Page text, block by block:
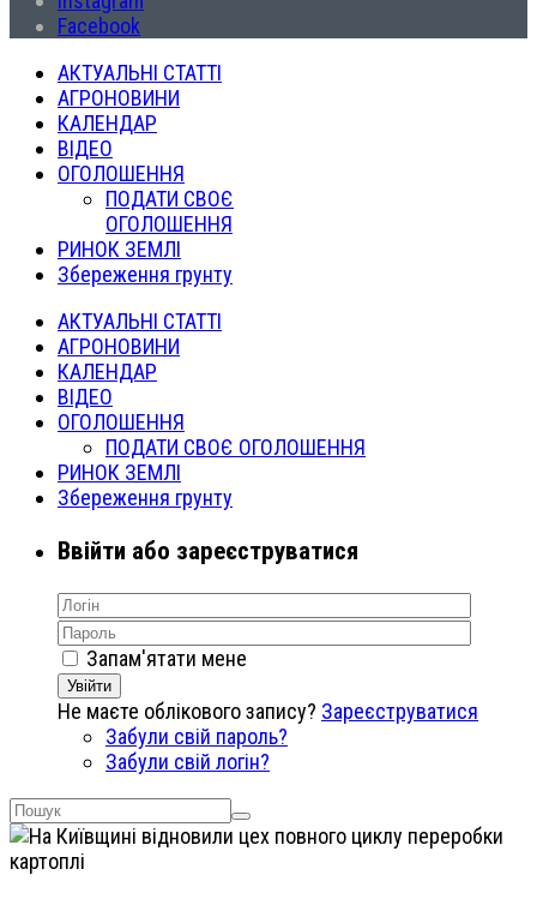
Facebook
АКТУАЛЬНІ СТАТТІ
АГРОНОВИНИ
КАЛЕНДАР
ВІДЕО
ОГОЛОШЕННЯ
ПОДАТИ СВОЄ
ОГОЛОШЕННЯ
РИНОК ЗЕМЛІ
Збереження грунту
АКТУАЛЬНІ СТАТТІ
АГРОНОВИНИ
КАЛЕНДАР
ВІДЕО
ОГОЛОШЕННЯ
ПОДАТИ СВОЄ ОГОЛОШЕННЯ
РИНОК ЗЕМЛІ
Збереження грунту
Ввійти або зареєструватися
Запам'ятати мене
Увійти
Не маєте облікового запису? Зареєструватися
Забули свій пароль?
Забули свій логін?